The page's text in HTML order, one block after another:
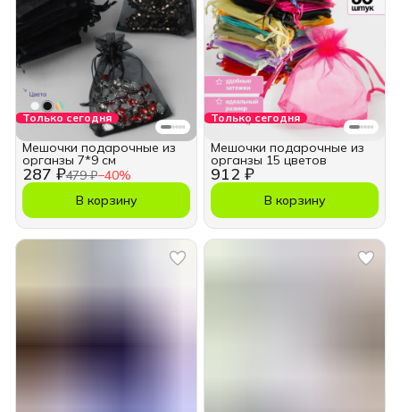
Только сегодня
287 ₽479 ₽−40%
Мешочки подарочные из
органзы 7*9 см
В корзину
Только сегодня
912 ₽
Мешочки подарочные из
органзы 15 цветов
В корзину